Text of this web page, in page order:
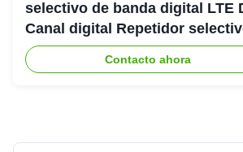
selectivo de banda digital LTE
Canal digital Repetidor
Bda Pico
Contacto ahora